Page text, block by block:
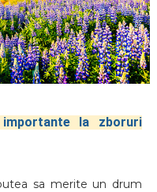
la zboruri
sa merite un drum